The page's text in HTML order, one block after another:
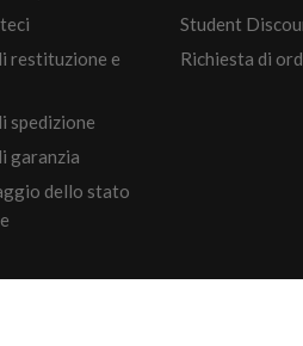
restituzione e
spedizione
garanzia
dello stato
Student
Richiesta di